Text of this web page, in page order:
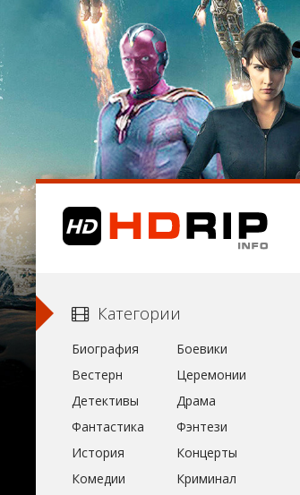
Категории
Биография
Боевики
Вестерн
Церемонии
Детективы
Драма
Фантастика
Фэнтези
История
Концерты
Комедии
Криминал